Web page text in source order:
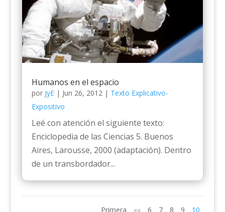
Humanos en el espacio
por JyE| Jun 26, 2012 | Texto Explicativo-
Expositivo
Leé con atención el siguiente texto:
Enciclopedia de las Ciencias 5. Buenos
Aires, Larousse, 2000 (adaptación). Dentro
de un transbordador...
Primera «« 6 7 8 9 10